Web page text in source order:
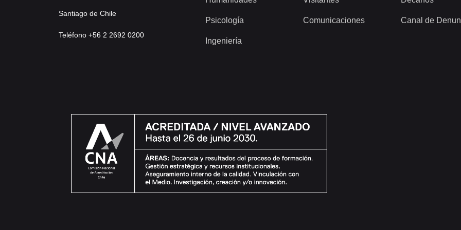
Santiago de Chile
Teléfono +56 2 2692 0200
Psicología
Ingeniería
Comunicaciones Canal de